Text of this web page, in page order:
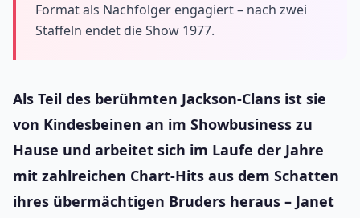
Format als Nachfolger engagiert – nach zwei
Staffeln endet die Show 1977.
Als Teil des berühmten Jackson-Clans ist sie
von Kindesbeinen an im Showbusiness zu
Hause und arbeitet sich im Laufe der Jahre
mit zahlreichen Chart-Hits aus dem Schatten
ihres übermächtigen Bruders heraus – Janet